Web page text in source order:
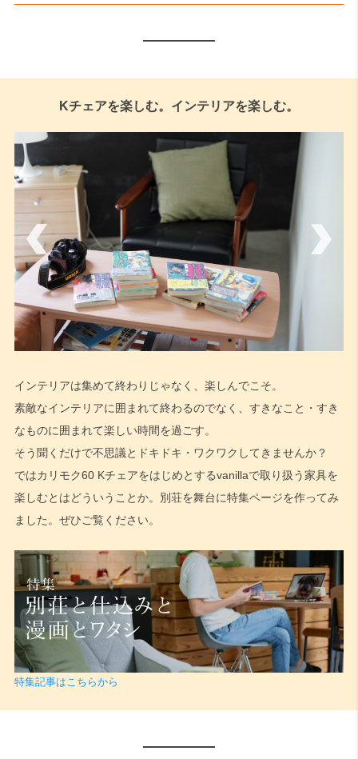
Kチェアを楽しむ。インテリアを楽しむ。
インテリアは集めて終わりじゃなく、楽しんでこそ。
素敵なインテリアに囲まれて終わるのでなく、すきなこと・すき
なものに囲まれて楽しい時間を過ごす。
そう聞くだけで不思議とドキドキ・ワクワクしてきませんか？
ではカリモク60 Kチェアをはじめとするvanillaで取り扱う家具を
楽しむとはどういうことか。別荘を舞台に特集ページを作ってみ
ました。ぜひご覧ください。
特集記事はこちらから